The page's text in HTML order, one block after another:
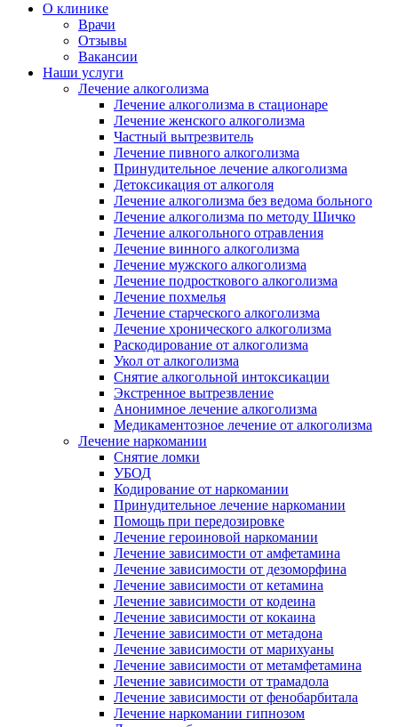
О клинике
Врачи
Отзывы
Вакансии
Наши услуги
Лечение алкоголизма
Лечение алкоголизма в стационаре
Лечение женского алкоголизма
Частный вытрезвитель
Лечение пивного алкоголизма
Принудительное лечение алкоголизма
Детоксикация от алкоголя
Лечение алкоголизма без ведома больного
Лечение алкоголизма по методу Шичко
Лечение алкогольного отравления
Лечение винного алкоголизма
Лечение мужского алкоголизма
Лечение подросткового алкоголизма
Лечение похмелья
Лечение старческого алкоголизма
Лечение хронического алкоголизма
Раскодирование от алкоголизма
Укол от алкоголизма
Снятие алкогольной интоксикации
Экстренное вытрезвление
Анонимное лечение алкоголизма
Медикаментозное лечение от алкоголизма
Лечение наркомании
Снятие ломки
УБОД
Кодирование от наркомании
Принудительное лечение наркомании
Помощь при передозировке
Лечение героиновой наркомании
Лечение зависимости от амфетамина
Лечение зависимости от дезоморфина
Лечение зависимости от кетамина
Лечение зависимости от кодеина
Лечение зависимости от кокаина
Лечение зависимости от метадона
Лечение зависимости от марихуаны
Лечение зависимости от метамфетамина
Лечение зависимости от трамадола
Лечение зависимости от фенобарбитала
Лечение наркомании гипнозом